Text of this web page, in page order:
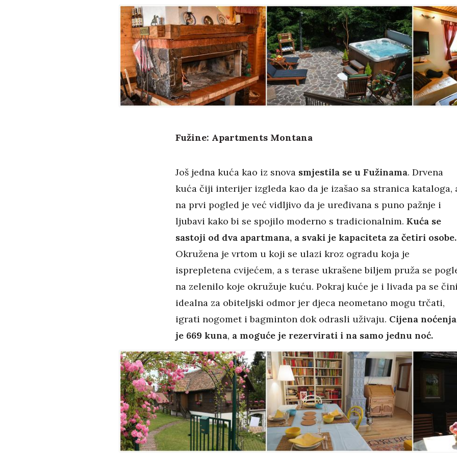
Fužine: Apartments Montana
Još jedna kuća kao iz snovasmjestila se u Fužinama. Drvena
kuća čiji interijer izgleda kao da je izašao sa stranica kataloga,
na prvi pogled je već vidljivo da je uređivana s puno pažnje i
ljubavi kako bi se spojilo moderno s tradicionalnim. Kuća se
sastoji od dva apartmana, a svaki je kapaciteta za četiri osobe.
Okružena je vrtom u koji se ulazi kroz ogradu koja je
isprepletena cvijećem, a s terase ukrašene biljem pruža se
na zelenilo koje okružuje kuću. Pokraj kuće je i livada pa se
idealna za obiteljski odmor jer djeca neometano mogu trčati,
igrati nogomet i bagminton dok odrasli uživaju. Cijena noćenja
je 669 kuna, a moguće je rezervirati i na samo jednu noć.